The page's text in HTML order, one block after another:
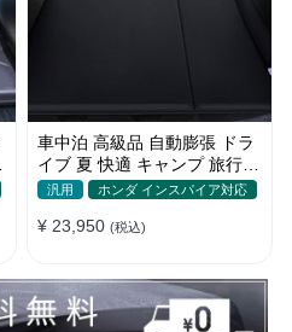
車中泊 高級品 自動膨張 ドラ
イブ 夏 快適 キャンプ 旅行
多用 取付簡単 収納便利 エア
汎用 ホンダ インスパイア対応
¥ 23,950 (税込)